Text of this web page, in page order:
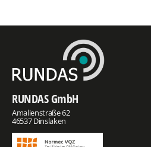
RUNDAS GmbH
Amalienstraße 62
46537 Dinslaken